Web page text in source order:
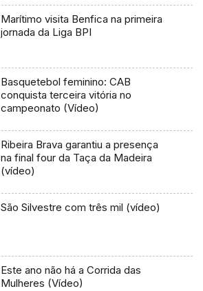
Marítimo visita Benfica na primeira
jornada da Liga BPI
Basquetebol feminino: CAB
conquista terceira vitória no
campeonato (Vídeo)
Ribeira Brava garantiu a presença
na final four da Taça da Madeira
(vídeo)
São Silvestre com três mil (vídeo)
Este ano não há a Corrida das
Mulheres (Vídeo)